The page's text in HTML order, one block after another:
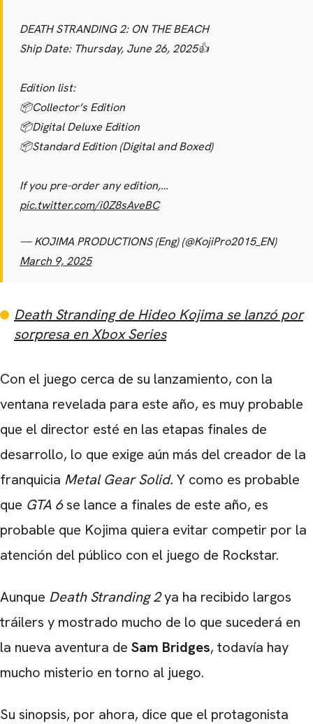
DEATH STRANDING 2: ON THE BEACH
Ship Date: Thursday, June 26, 2025👍
Edition list:
📦Collector’s Edition
📦Digital Deluxe Edition
📦Standard Edition (Digital and Boxed)
If you pre-order any edition,…
pic.twitter.com/i0Z8sAveBC
— KOJIMA PRODUCTIONS (Eng) (@KojiPro2015_EN)
March 9, 2025
Death Stranding de Hideo Kojima se lanzó por
sorpresa en Xbox Series
Con el juego cerca de su lanzamiento, con la
ventana revelada para este año, es muy probable
que el director esté en las etapas finales de
desarrollo, lo que exige aún más del creador de la
franquicia Metal Gear Solid. Y como es probable
que GTA 6se lance a finales de este año, es
probable que Kojima quiera evitar competir por la
atención del público con el juego de Rockstar.
Aunque Death Stranding 2ya ha recibido largos
tráilers y mostrado mucho de lo que sucederá en
la nueva aventura de Sam Bridges, todavía hay
mucho misterio en torno al juego.
Su sinopsis, por ahora, dice que el protagonista